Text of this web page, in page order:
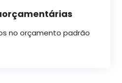
no orçamento padrão